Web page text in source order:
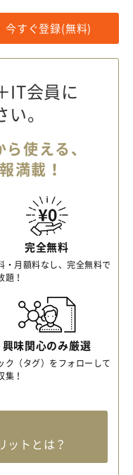
今すぐ登録(無料)
IT会員に
。
使える、
満載！
完全無料
・月額料なし、完全無料で
題！
興味関心のみ厳選
ク（タグ）をフォローして
集！
ットとは？